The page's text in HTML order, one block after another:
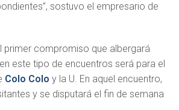
sostuvo el empresario de
primer compromiso que albergará
este tipo de encuentros será para el
Colo Colo y la U. En aquel encuentro,
y se disputará el fin de semana